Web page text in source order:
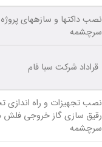
نصب داکتها و سازههای
سرچشمه
قراداد شرکت سبا فام
نصب تجهیزات و راه اندازی
رقیق سازی گاز خروجی
سرچشمه